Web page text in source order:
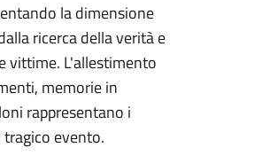
la dimensione
ricerca della verità e
vittime. L'allestimento
memorie in
rappresentano i
evento.